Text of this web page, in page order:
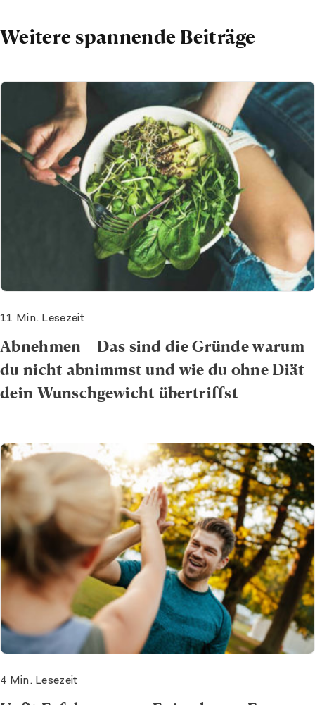
Weitere spannende Beiträge
Abnehmen – Das sind die Gründe warum
du nicht abnimmst und wie du ohne Diät
dein Wunschgewicht übertriffst
11 Min. Lesezeit
4 Min. Lesezeit